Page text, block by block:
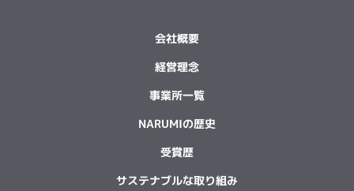
会社概要
経営理念
事業所一覧
NARUMIの歴史
受賞歴
サステナブルな取り組み